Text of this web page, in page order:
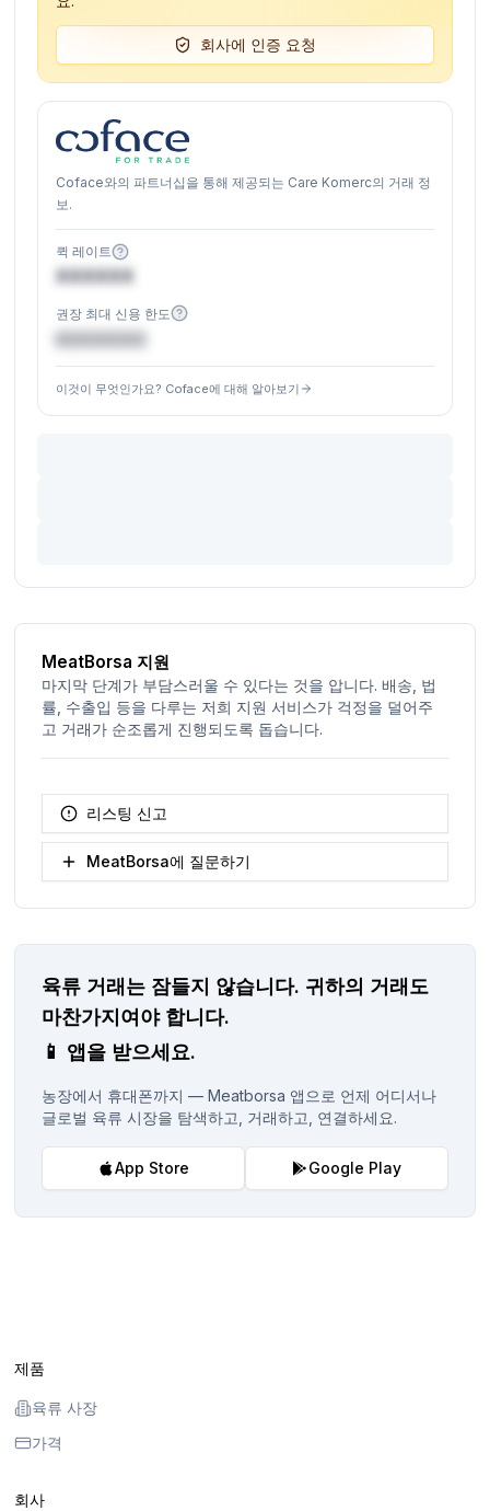
회사에 인증 요청
Coface와의 파트너십을 통해 제공되는 Care Komerc의 거래 정
보.
퀵 레이트
XXXXXX
권장 최대 신용 한도
이것이 무엇인가요? Coface에 대해 알아보기
MeatBorsa 지원
마지막 단계가 부담스러울 수 있다는 것을 압니다. 배송, 법
률, 수출입 등을 다루는 저희 지원 서비스가 걱정을 덜어주
고 거래가 순조롭게 진행되도록 돕습니다.
리스팅 신고
MeatBorsa에 질문하기
육류 거래는 잠들지 않습니다. 귀하의 거래도
마찬가지여야 합니다.
📱 앱을 받으세요.
농장에서 휴대폰까지 — Meatborsa 앱으로 언제 어디서나
글로벌 육류 시장을 탐색하고, 거래하고, 연결하세요.
App Store Google Play
제품
육류 사장
가격
회사